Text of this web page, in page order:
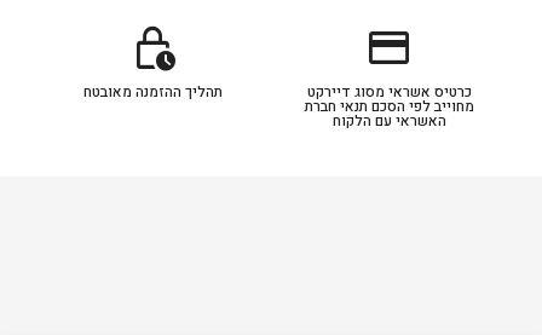
credit_card
כרטיס אשראי מסוג דיירקט
מחוייב לפי הסכם תנאי חברת
האשראי עם הלקוח
lock_clock
תהליך ההזמנה מאובטח